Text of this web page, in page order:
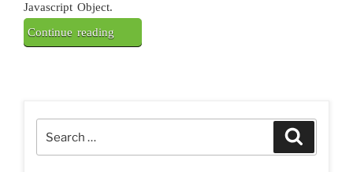
Javascript Object.
Continue reading“Build
toán
bằng
for: